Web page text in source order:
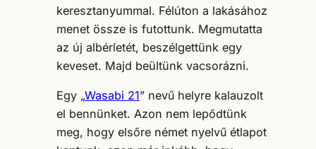
keresztanyummal. Félúton a lakásához
menet össze is futottunk. Megmutatta
az új albérletét, beszélgettünk egy
keveset. Majd beültünk vacsorázni.
Egy „Wasabi 21” nevű helyre kalauzolt
el bennünket. Azon nem lepődtünk
meg, hogy elsőre német nyelvű étlapot